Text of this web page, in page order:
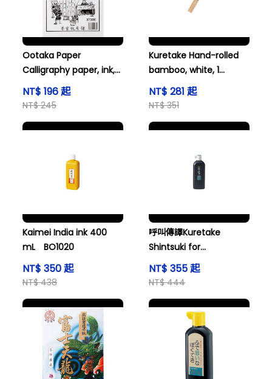
Ootaka Paper
Calligraphy paper, ink,
treasure 100 pieces
BOKUHOU-100
NT$ 196 起
NT$ 245
Kuretake Hand-rolled
bamboo, white, 1
shaku KD2-10S
NT$ 281 起
NT$ 351
Kaimei India ink 400
mL BO1020
NT$ 350 起
NT$ 438
呼叫傳譯Kuretake
Shintsuki for
dissemination BA4-45
NT$ 355 起
NT$ 444